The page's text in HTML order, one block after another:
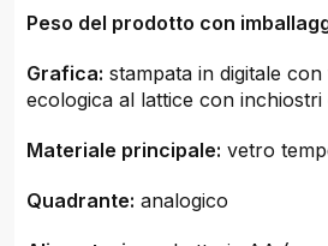
Peso del prodotto con
Grafica: stampata in digitale
ecologica al lattice con inchiostri
Materiale principale: vetro
Quadrante: analogico